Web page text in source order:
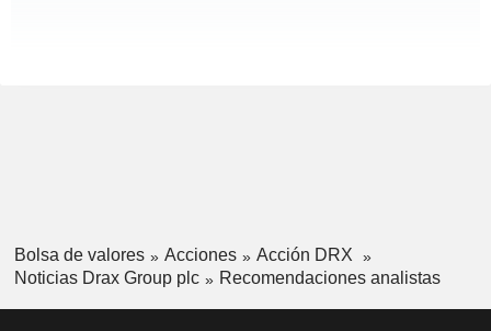
Bolsa de valores Acciones
Acción DRX
Noticias Drax Group plc
Recomendaciones analistas